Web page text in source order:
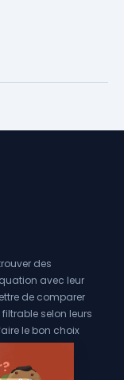
des
avec leur
de comparer
selon leurs
le bon choix